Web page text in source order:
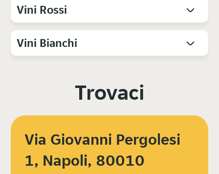
Vini Rossi
Vini Bianchi
Trovaci
Via Giovanni Pergolesi
1, Napoli, 80010